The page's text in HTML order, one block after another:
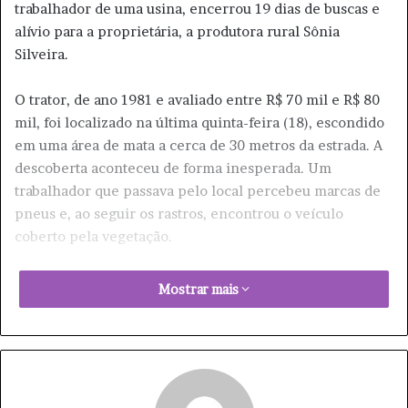
trabalhador de uma usina, encerrou 19 dias de buscas e
alívio para a proprietária, a produtora rural Sônia
Silveira.
O trator, de ano 1981 e avaliado entre R$ 70 mil e R$ 80
mil, foi localizado na última quinta-feira (18), escondido
em uma área de mata a cerca de 30 metros da estrada. A
descoberta aconteceu de forma inesperada. Um
trabalhador que passava pelo local percebeu marcas de
pneus e, ao seguir os rastros, encontrou o veículo
coberto pela vegetação.
Para a proprietária Sônia Silveira, a notícia trouxe grande
emoção e alívio. Ela agradeceu o apoio recebido durante
principal ferramenta de trabalho de sua família. O furto
havia ocorrido na madrugada do dia 31 de agosto, quando
criminosos invadiram o barracão da propriedade no
Mostrar mais